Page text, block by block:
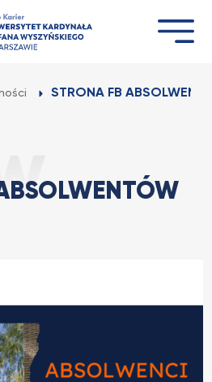
STRONA FB